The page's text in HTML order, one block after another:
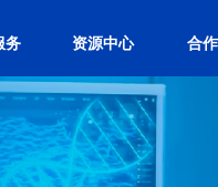
合
务 资源中心